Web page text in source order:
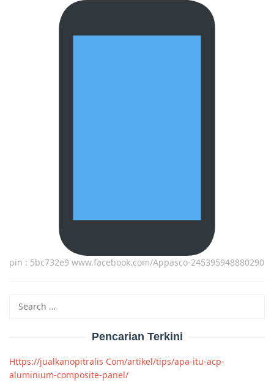
pin : 5bc732e9 www.facebook.com/Appasco-245395948880290
for:
Pencarian Terkini
Https://jualkanopitralis Com/artikel/tips/apa-itu-acp-
aluminium-composite-panel/